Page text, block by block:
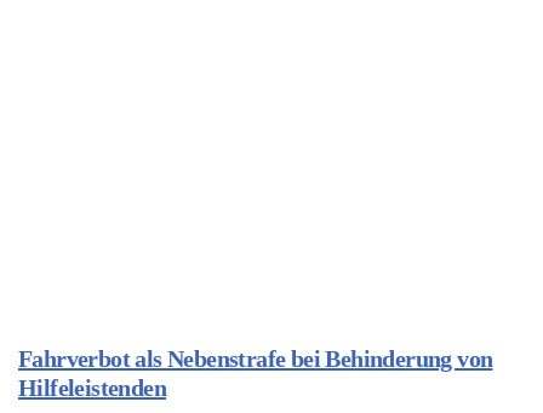
Fahrverbot als Nebenstrafe bei Behinderung von
Hilfeleistenden